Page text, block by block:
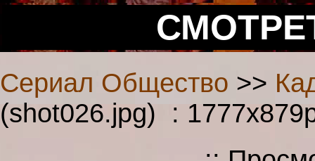
Сериал Общество >>
(shot026.jpg) :